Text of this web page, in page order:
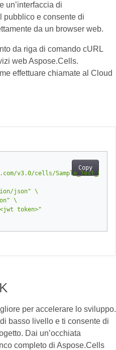
un’interfaccia di
pubblico e consente di
da un browser web.
da riga di comando cURL
web Aspose.Cells.
effettuare chiamate al Cloud
Copy
v3.0/cells/
json"
token>"
per accelerare lo sviluppo.
basso livello e ti consente di
Dai un’occhiata
completo di Aspose.Cells